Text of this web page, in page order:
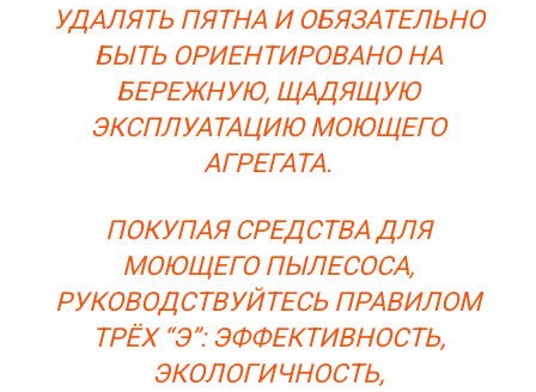
УДАЛЯТЬ ПЯТНА И ОБЯЗАТЕЛЬНО
БЫТЬ ОРИЕНТИРОВАНО НА
БЕРЕЖНУЮ, ЩАДЯЩУЮ
ЭКСПЛУАТАЦИЮ МОЮЩЕГО
АГРЕГАТА.
ПОКУПАЯ СРЕДСТВА ДЛЯ
МОЮЩЕГО ПЫЛЕСОСА,
РУКОВОДСТВУЙТЕСЬ ПРАВИЛОМ
ТРЁХ “Э”: ЭФФЕКТИВНОСТЬ,
ЭКОЛОГИЧНОСТЬ,